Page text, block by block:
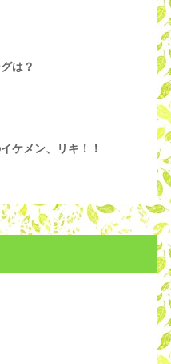
は？
ケメン、リキ！！